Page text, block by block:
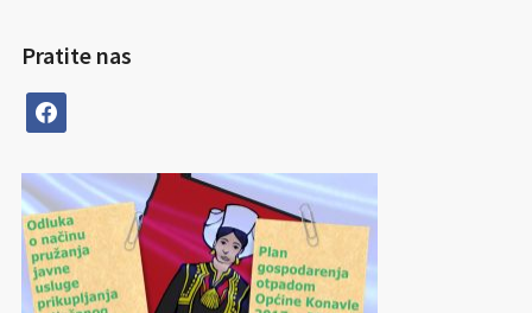
Pratite nas
facebook